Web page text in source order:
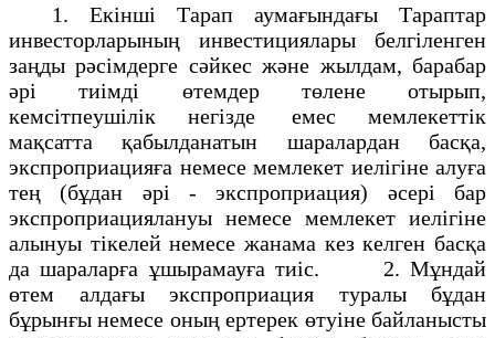
1. Екінші Тарап аумағындағы Тараптар
инвесторларының инвестициялары белгіленген
заңды рәсімдерге сәйкес және жылдам, барабар
әрі тиімді өтемдер төлене отырып,
кемсітпеушілік негізде емес мемлекеттік
мақсатта қабылданатын шаралардан басқа,
экспроприацияға немесе мемлекет иелігіне алуға
тең (бұдан әрі - экспроприация) әсері бар
экспроприациялануы немесе мемлекет иелігіне
алынуы тікелей немесе жанама кез келген басқа
да шараларға ұшырамауға тиіс. 2. Мұндай
өтем алдағы экспроприация туралы бұдан
бұрынғы немесе оның ертерек өтуіне байланысты